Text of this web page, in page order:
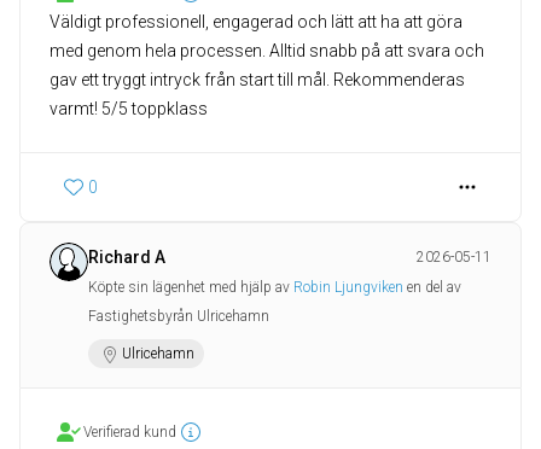
Väldigt professionell, engagerad och lätt att ha att göra
med genom hela processen. Alltid snabb på att svara och
gav ett tryggt intryck från start till mål. Rekommenderas
varmt! 5/5 toppklass
0
Richard A
2026-05-11
Köpte sin lägenhet med hjälp av Robin Ljungviken en del av
Fastighetsbyrån Ulricehamn
Ulricehamn
Verifierad kund